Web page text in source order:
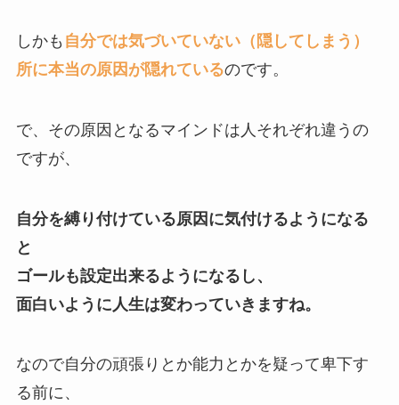
しかも 自分では気づいていない（隠してしまう）
所に本当の原因が隠れているのです。
で、その原因となるマインドは人それぞれ違うの
ですが、
自分を縛り付けている原因に気付けるようになる
と
ゴールも設定出来るようになるし、
面白いように人生は変わっていきますね。
なので自分の頑張りとか能力とかを疑って卑下す
る前に、